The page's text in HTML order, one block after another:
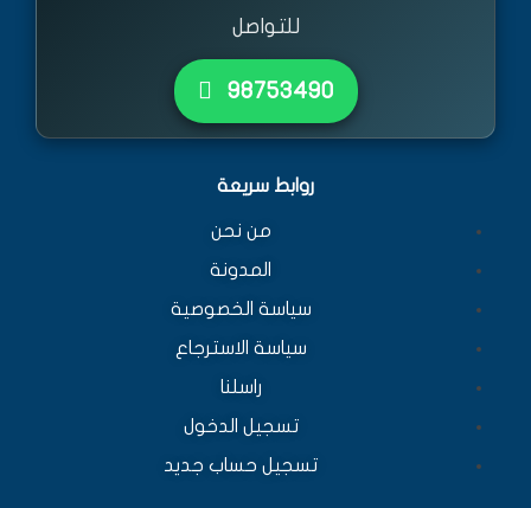
للتواصل
٩٨٧٥٣٤٩٠
روابط سريعة
من نحن
المدونة
سياسة الخصوصية
سياسة الاسترجاع
راسلنا
تسجيل الدخول
تسجيل حساب جديد